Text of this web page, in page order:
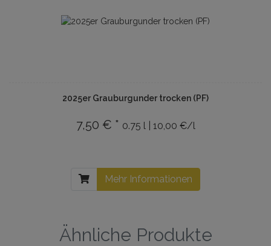
2025er Grauburgunder trocken (PF)
7,50 € * 0.75 l | 10,00 €/l
Mehr Informationen
Ähnliche Produkte